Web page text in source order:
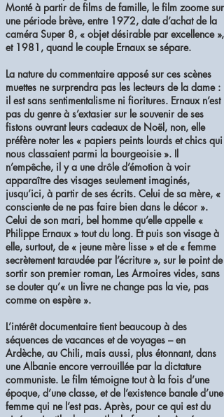
Monté à partir de films de famille, le film zoome sur
une période brève, entre 1972, date d’achat de la
caméra Super 8, « objet désirable par excellence »,
et 1981, quand le couple Ernaux se sépare.
La nature du commentaire apposé sur ces scènes
muettes ne surprendra pas les lecteurs de la dame :
il est sans sentimentalisme ni fioritures. Ernaux n’est
pas du genre à s’extasier sur le souvenir de ses
fistons ouvrant leurs cadeaux de Noël, non, elle
préfère noter les « papiers peints lourds et chics qui
nous classaient parmi la bourgeoisie ». Il
n’empêche, il y a une drôle d’émotion à voir
apparaître des visages seulement imaginés,
jusqu’ici, à partir de ses écrits. Celui de sa mère, «
consciente de ne pas faire bien dans le décor ».
Celui de son mari, bel homme qu’elle appelle «
Philippe Ernaux » tout du long. Et puis son visage à
elle, surtout, de « jeune mère lisse » et de « femme
secrètement taraudée par l’écriture », sur le point de
sortir son premier roman, Les Armoires vides, sans
se douter qu’« un livre ne change pas la vie, pas
comme on espère ».
L’intérêt documentaire tient beaucoup à des
séquences de vacances et de voyages – en
Ardèche, au Chili, mais aussi, plus étonnant, dans
une Albanie encore verrouillée par la dictature
communiste. Le film témoigne tout à la fois d’une
époque, d’une classe, et de l’existence banale d’une
femme qui ne l’est pas. Après, pour ce qui est du